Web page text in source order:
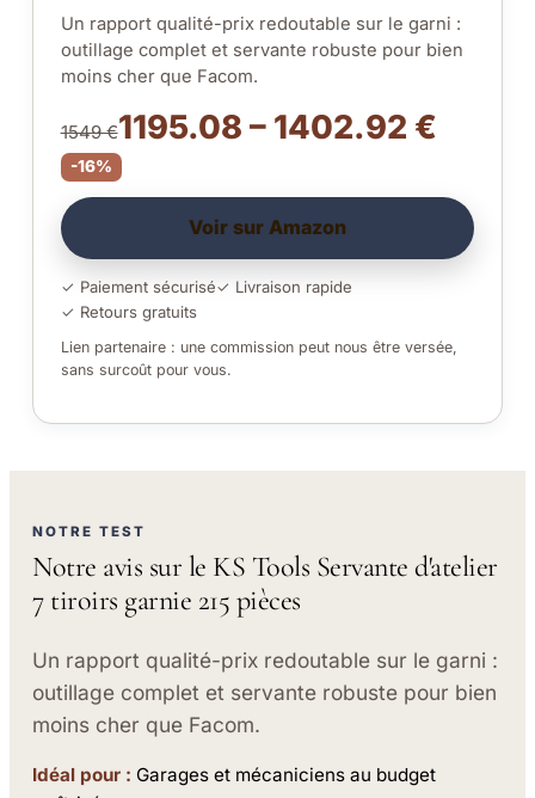
Un rapport qualité-prix redoutable sur le garni :
outillage complet et servante robuste pour bien
moins cher que Facom.
1549 €1195.08 – 1402.92 €
-16%
Voir sur Amazon
✓ Paiement sécurisé✓ Livraison rapide
✓ Retours gratuits
Lien partenaire : une commission peut nous être versée,
sans surcoût pour vous.
NOTRE TEST
Notre avis sur le KS Tools Servante d'atelier
7 tiroirs garnie 215 pièces
Un rapport qualité-prix redoutable sur le garni :
outillage complet et servante robuste pour bien
moins cher que Facom.
Idéal pour : Garages et mécaniciens au budget